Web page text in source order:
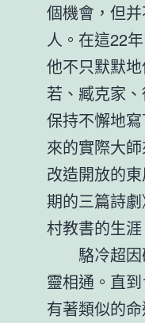
個機會，但
人。在這22
他不只默默
若、臧克家
保持不懈地
來的實際大
改造開放的
期的三篇詩
村教書的生涯
駱冷超
靈相通。直
有著類似的